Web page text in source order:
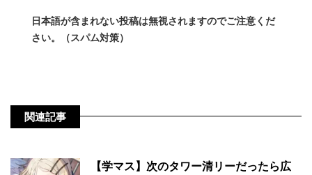
日本語が含まれない投稿は無視されますのでご注意くだ
さい。（スパム対策）
関連記事
【学マス】次のタワー清リーだったら広